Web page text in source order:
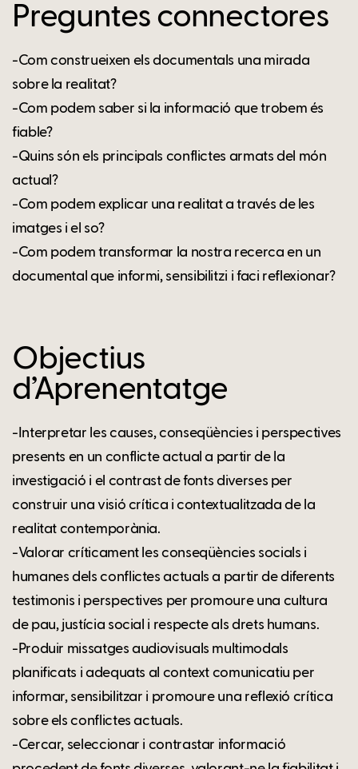
Preguntes connectores
-Com construeixen els documentals una mirada
sobre la realitat?
-Com podem saber si la informació que trobem és
fiable?
-Quins són els principals conflictes armats del món
actual?
-Com podem explicar una realitat a través de les
imatges i el so?
-Com podem transformar la nostra recerca en un
documental que informi, sensibilitzi i faci reflexionar?
Objectius
d’Aprenentatge
-Interpretar les causes, conseqüències i perspectives
presents en un conflicte actual a partir de la
investigació i el contrast de fonts diverses per
construir una visió crítica i contextualitzada de la
realitat contemporània.
-Valorar críticament les conseqüències socials i
humanes dels conflictes actuals a partir de diferents
testimonis i perspectives per promoure una cultura
de pau, justícia social i respecte als drets humans.
-Produir missatges audiovisuals multimodals
planificats i adequats al context comunicatiu per
informar, sensibilitzar i promoure una reflexió crítica
sobre els conflictes actuals.
-Cercar, seleccionar i contrastar informació